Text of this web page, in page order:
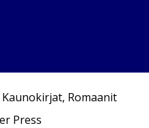
Kaunokirjat, Romaanit
Press